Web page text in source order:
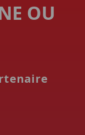
OU